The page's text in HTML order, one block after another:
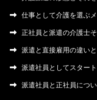
仕事として介護を選ぶ
正社員と派遣の介護士
派遣と直接雇用の違い
派遣社員としてスター
派遣社員と正社員につ